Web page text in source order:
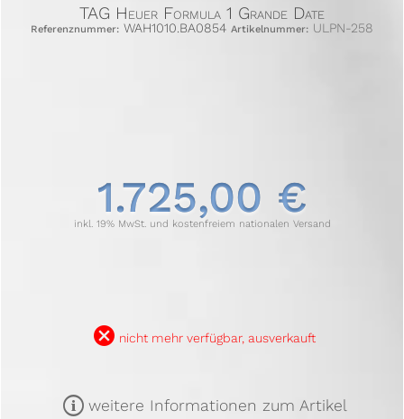
TAG Heuer Formula 1 Grande Date
Referenznummer: WAH1010.BA0854 Artikelnummer: ULPN-258
1.725,00 €
inkl. 19% MwSt. und kostenfreiem nationalen Versand
B nicht mehr verfügbar, ausverkauft
m weitere Informationen zum Artikel